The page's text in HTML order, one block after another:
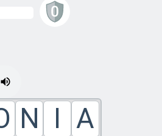
N I A